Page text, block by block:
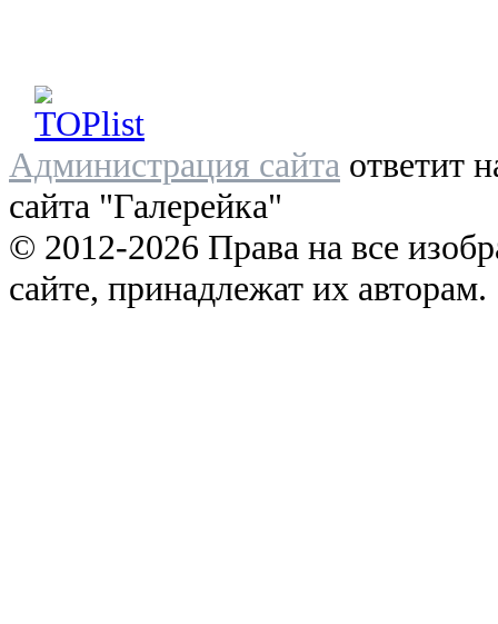
Администрация сайта ответит
сайта "Галерейка"
© 2012-2026 Права на все
сайте, принадлежат их авторам.